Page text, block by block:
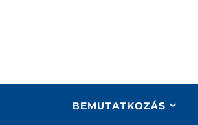
BEMUTATKOZÁS